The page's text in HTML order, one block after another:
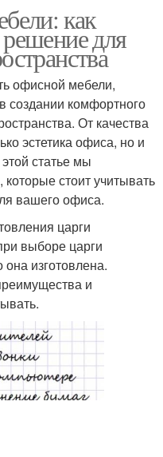
как
для
офисной мебели,
создании комфортного
От качества
эстетика офиса, но и
статье мы
стоит учитывать
вашего офиса.
царги
выборе царги
она изготовлена.
и